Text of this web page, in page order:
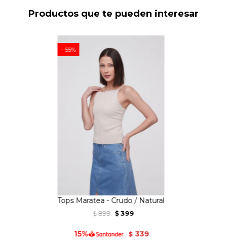
Productos que te pueden interesar
55
Tops Maratea - Crudo / Natural
$ 899 $ 399
$ 339